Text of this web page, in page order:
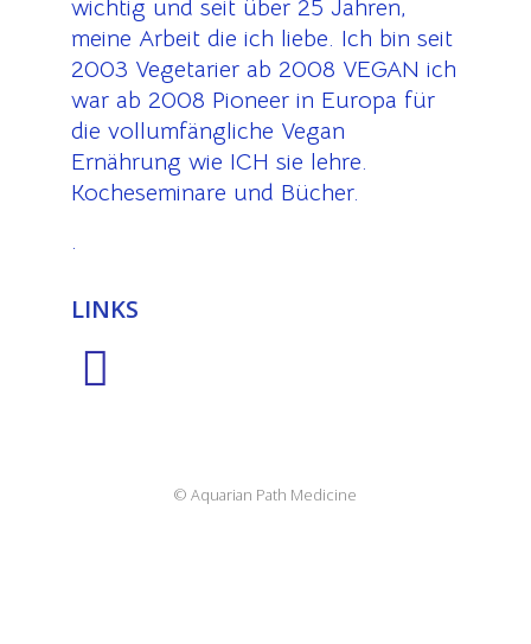
wichtig und seit über 25 Jahren,
meine Arbeit die ich liebe. Ich bin seit
2003 Vegetarier ab 2008 VEGAN ich
war ab 2008 Pioneer in Europa für
die vollumfängliche Vegan
Ernährung wie ICH sie lehre.
Kocheseminare und Bücher.
.
LINKS
© Aquarian Path Medicine